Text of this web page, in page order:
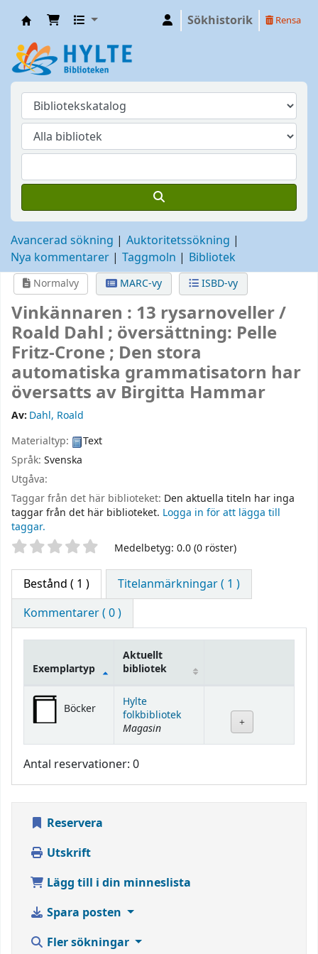
Sökhistorik Rensa
Avancerad sökning
Auktoritetssökning
Nya kommentarer
Taggmoln Bibliotek
Normalvy MARC-vy ISBD-vy
Vinkännaren : 13 rysarnoveller /
Roald Dahl ; översättning: Pelle
Fritz-Crone ; Den stora
automatiska grammatisatorn har
översatts av Birgitta Hammar
Av: Dahl, Roald
Materialtyp:
Text
Språk: Svenska
Utgåva:
Taggar från det här biblioteket: Den aktuella titeln har inga
taggar från det här biblioteket. Logga in för att lägga till
taggar.
Betyg Medelbetyg: 0.0 (0 röster)
Bestånd ( 1 )
Titelanmärkningar ( 1 )
Kommentarer ( 0 )
Bestånd
Exemplartyp
Aktuellt
bibliotek
Böcker
Hylte
folkbibliotek
Magasin
Antal reservationer: 0
Reservera
Utskrift
Lägg till i din minneslista
Spara posten
Fler sökningar